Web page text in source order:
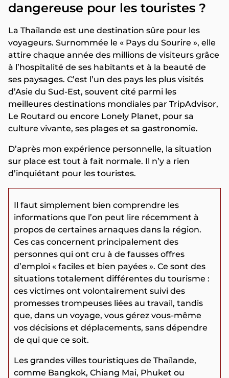
dangereuse pour les touristes ?
La Thaïlande est une destination sûre pour les
voyageurs. Surnommée le « Pays du Sourire », elle
attire chaque année des millions de visiteurs grâce
à l’hospitalité de ses habitants et à la beauté de
ses paysages. C’est l’un des pays les plus visités
d’Asie du Sud-Est, souvent cité parmi les
meilleures destinations mondiales par TripAdvisor,
Le Routard ou encore Lonely Planet, pour sa
culture vivante, ses plages et sa gastronomie.
D’après mon expérience personnelle, la situation
sur place est tout à fait normale. Il n’y a rien
d’inquiétant pour les touristes.
Il faut simplement bien comprendre les
informations que l’on peut lire récemment à
propos de certaines arnaques dans la région.
Ces cas concernent principalement des
personnes qui ont cru à de fausses offres
d’emploi « faciles et bien payées ». Ce sont des
situations totalement différentes du tourisme :
ces victimes ont volontairement suivi des
promesses trompeuses liées au travail, tandis
que, dans un voyage, vous gérez vous-même
vos décisions et déplacements, sans dépendre
de qui que ce soit.
Les grandes villes touristiques de Thaïlande,
comme Bangkok, Chiang Mai, Phuket ou